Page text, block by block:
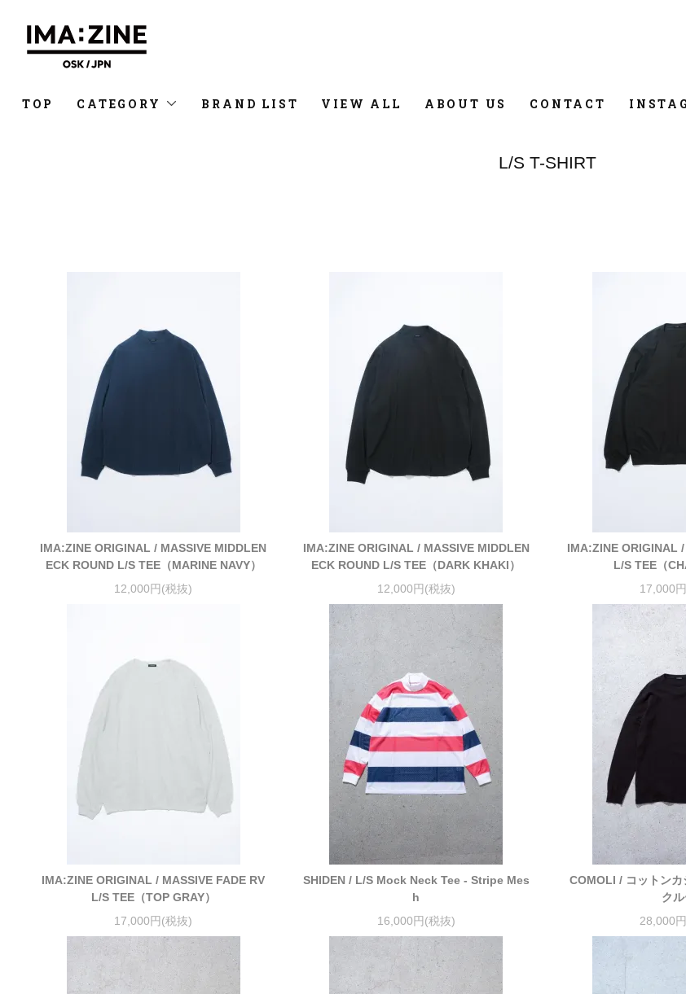
TOP CATEGORY BRAND LIST VIEW ALL ABOUT US CONTACT
L/S T-SHIRT
IMA:ZINE ORIGINAL / MASSIVE MIDDLEN
ECK ROUND L/S TEE（MARINE NAVY）
12,000円(税抜)
IMA:ZINE ORIGINAL / MASSIVE MIDDLEN
ECK ROUND L/S TEE（DARK KHAKI）
12,000円(税抜)
IMA:ZINE ORIGINAL
L/S TEE（
17,000
IMA:ZINE ORIGINAL / MASSIVE FADE RV
L/S TEE（TOP GRAY）
17,000円(税抜)
SHIDEN / L/S Mock Neck Tee - Stripe Mes
h
16,000円(税抜)
COMOLI / コットン
ク
28,000